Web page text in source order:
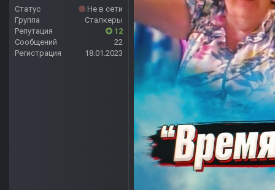
Статус
Не в сети
Группа
Сталкеры
Репутация
12
Сообщений
22
Регистрация
18.01.2023